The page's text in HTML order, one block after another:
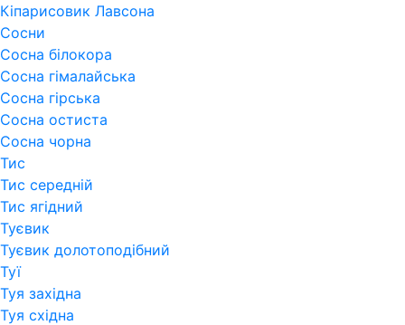
Кіпарисовик Лавсона
Сосни
Сосна білокора
Сосна гімалайська
Сосна гірська
Сосна остиста
Сосна чорна
Тис
Тис середній
Тис ягідний
Туєвик
Туєвик долотоподібний
Туї
Туя західна
Туя східна